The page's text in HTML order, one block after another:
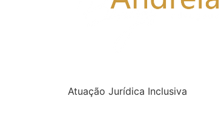
Atuação Jurídica Inclusiva